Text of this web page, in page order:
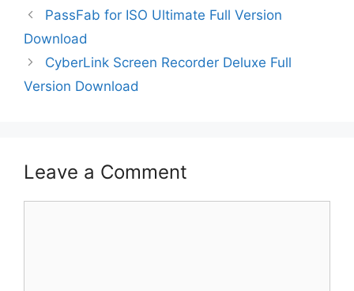
PassFab for ISO Ultimate Full Version
Download
CyberLink Screen Recorder Deluxe Full
Version Download
Leave a Comment